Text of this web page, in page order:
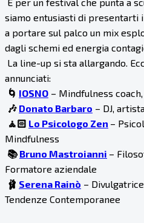
siamo entusiasti di
a portare sul palco un mix
dagli schemi ed energia
La line-up si sta allargando.
annunciati:
🌀 ​​IOSNO – Mindfulness
🎶 ​ Donato Barbaro – DJ,
🧘🏻 Lo Psicologo Zen –
Mindfulness
​📚​Bruno Mastroianni –
Formatore aziendale
🩰​ Serena Rainò –
Tendenze Contemporanee